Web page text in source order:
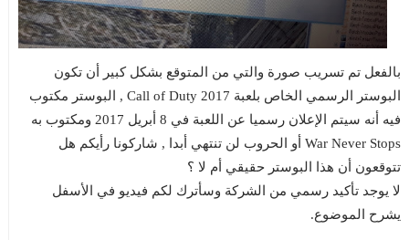
بالفعل تم تسريب صورة والتي من المتوقع بشكل كبير أن تكون
البوستر الرسمي الخاص بلعبة Call of Duty 2017 , البوستر مكتوب
فيه أنه سيتم الإعلان رسميا عن اللعبة في 8 أبريل 2017 ومكتوب به
War Never Stops أو الحروب لن تنتهي أبدا , شاركونا رأيكم هل
تتوقعون أن هذا البوستر حقيقي أم لا ؟
لا يوجد تأكيد رسمي من الشركة وسأترك لكم فيديو في الأسفل
يشرح الموضوع.